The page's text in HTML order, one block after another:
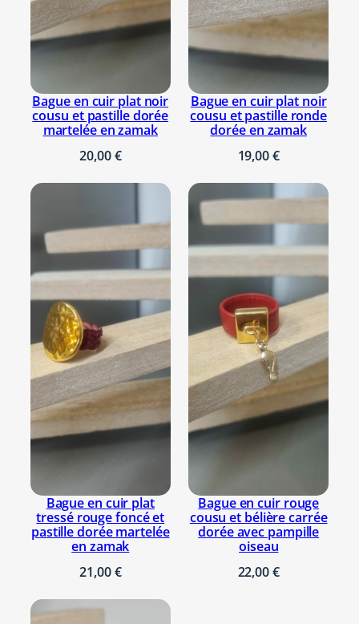
u
i
r
r
o
n
d
o
3
m
m
t
r
l
e
s
e
a
r
Bague en cuir plat noir
cousu et pastille dorée
martelée en zamak
20,00€
Bague en cuir plat noir
cousu et pastille ronde
dorée en zamak
19,00€
Bague en cuir plat
tressé rouge foncé et
pastille dorée martelée
en zamak
21,00€
Bague en cuir rouge
cousu et bélière carrée
dorée avec pampille
oiseau
22,00€